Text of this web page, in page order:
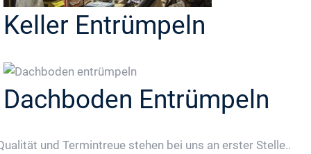
Keller Entrümpeln
Dachboden Entrümpeln
und Termintreue stehen bei uns an erster Stelle..